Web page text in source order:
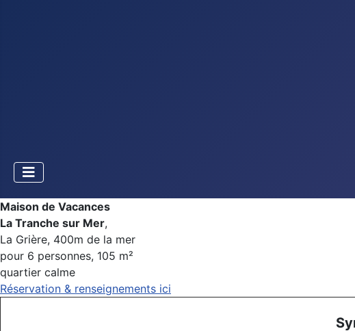
Maison de Vacances
La Tranche sur Mer,
La Grière, 400m de la mer
pour 6 personnes, 105 m²
quartier calme
Réservation & renseignements ici